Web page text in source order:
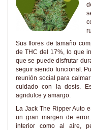
Sus flores de tamaño
de THC del 17%, lo que
que se puede disfrutar
seguir siendo funcional.
reunión social para
cuidado con la dosis.
agridulce y amargo.
La Jack The Ripper Auto
un gran margen de
interior como al aire,